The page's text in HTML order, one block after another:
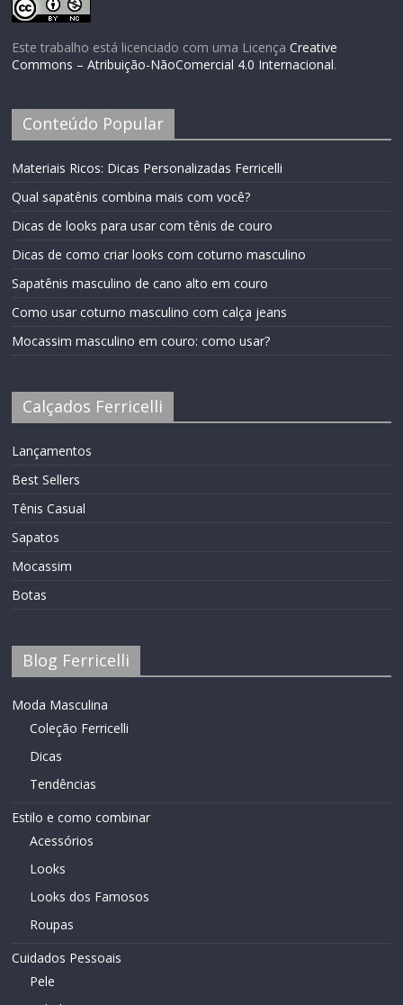
Este trabalho está licenciado com uma LicençaCreative
Commons – Atribuição-NãoComercial 4.0 Internacional.
Conteúdo Popular
Materiais Ricos: Dicas Personalizadas Ferricelli
Qual sapatênis combina mais com você?
Dicas de looks para usar com tênis de couro
Dicas de como criar looks com coturno masculino
Sapatênis masculino de cano alto em couro
Como usar coturno masculino com calça jeans
Mocassim masculino em couro: como usar?
Calçados Ferricelli
Lançamentos
Best Sellers
Tênis Casual
Sapatos
Mocassim
Botas
Blog Ferricelli
Moda Masculina
Coleção Ferricelli
Dicas
Tendências
Estilo e como combinar
Acessórios
Looks
Looks dos Famosos
Roupas
Cuidados Pessoais
Pele